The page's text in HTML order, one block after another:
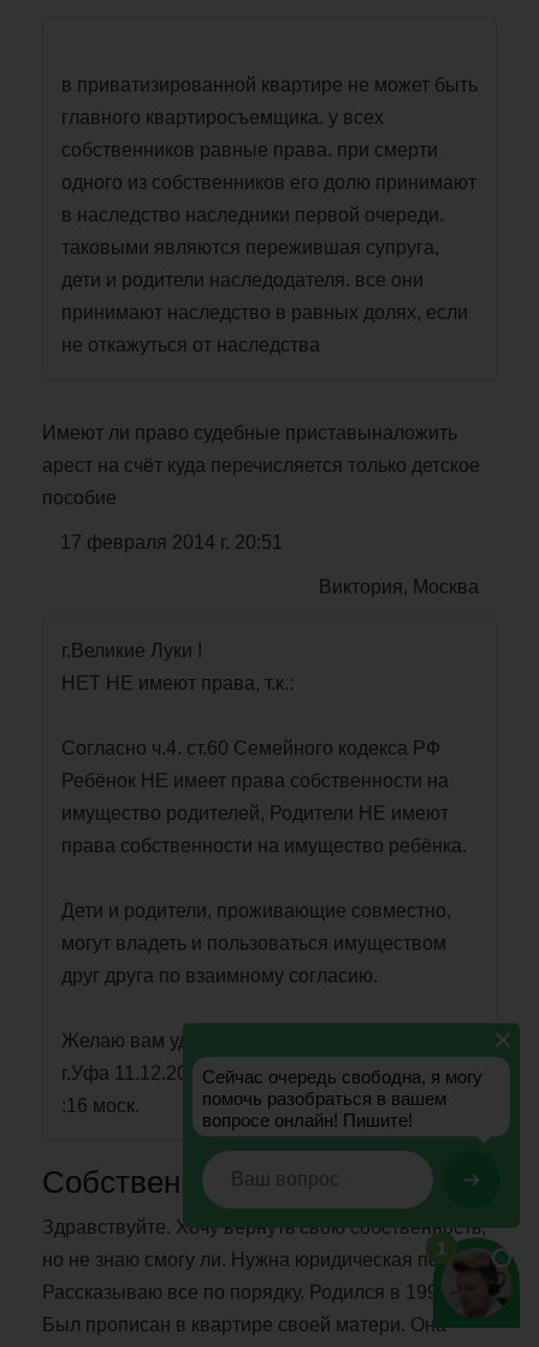
в приватизированной квартире не может быть
главного квартиросъемщика. у всех
собственников равные права. при смерти
одного из собственников его долю принимают
в наследство наследники первой очереди.
таковыми являются пережившая супруга,
дети и родители наследодателя. все они
принимают наследство в равных долях, если
не откажуться от наследства
Имеют ли право судебные приставыналожить
арест на счёт куда перечисляется только детское
пособие
17 февраля 2014 г. 20:51
Виктория, Москва
г.Великие Луки !
НЕТ НЕ имеют права, т.к.:
Согласно ч.4. ст.60 Семейного кодекса РФ
Ребёнок НЕ имеет права собственности на
имущество родителей, Родители НЕ имеют
права собственности на имущество ребёнка.
Дети и родители, проживающие совместно,
могут владеть и пользоваться имуществом
друг друга по взаимному согласию.
Желаю вам удачиВладимир Николаевич
г.Уфа 11.12.2012г
:16 моск.
Собственность
Здравствуйте. Хочу вернуть свою собственность,
но не знаю смогу ли. Нужна юридическая помощь.
Рассказываю все по порядку. Родился в 1992 году.
Был прописан в квартире своей матери. Она